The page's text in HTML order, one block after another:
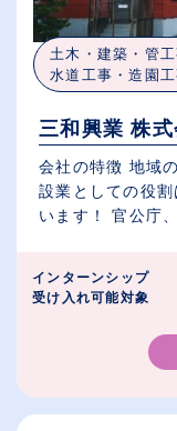
土木・建築・管
水道工事・造園
三和興業 株式
会社の特徴 地域
設業としての役
います！ 官公庁
インターンシップ
受け入れ可能対象